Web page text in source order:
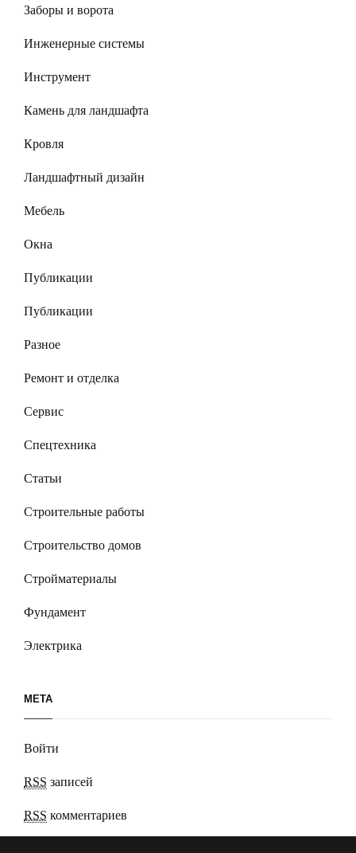
Заборы и ворота
Инженерные системы
Инструмент
Камень для ландшафта
Кровля
Ландшафтный дизайн
Мебель
Окна
Публикации
Публикации
Разное
Ремонт и отделка
Сервис
Спецтехника
Статьи
Строительные работы
Строительство домов
Стройматериалы
Фундамент
Электрика
МЕТА
Войти
RSS записей
RSS комментариев